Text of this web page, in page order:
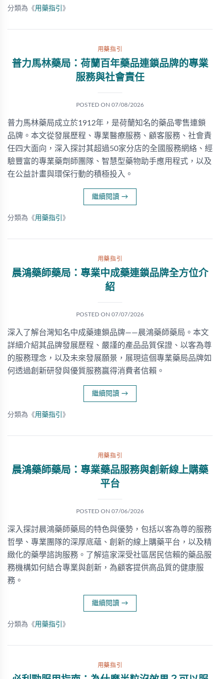
分類為《用藥指引 》
用藥指引
普力馬林藥局：荷蘭百年藥品連鎖品牌的專業
服務與社會責任
POSTED ON 07/08/2026
普力馬林藥局成立於1912年，是荷蘭知名的藥品零售連鎖
品牌。本文從發展歷程、專業醫療服務、顧客服務、社會責
任四大面向，深入探討其超過50家分店的全國服務網絡、經
驗豐富的專業藥劑師團隊、智慧型藥物助手應用程式，以及
在公益計畫與環保行動的積極投入。
繼續閱讀 →
分類為《用藥指引 》
用藥指引
晨鴻藥師藥局：專業中成藥連鎖品牌全方位介
紹
POSTED ON 07/07/2026
深入了解台灣知名中成藥連鎖品牌——晨鴻藥師藥局。本文
詳細介紹其品牌發展歷程、嚴謹的產品品質保證、以客為尊
的服務理念，以及未來發展願景，展現這個專業藥局品牌如
何透過創新研發與優質服務贏得消費者信賴。
繼續閱讀 →
分類為《用藥指引 》
用藥指引
晨鴻藥師藥局：專業藥品服務與創新線上購藥
平台
POSTED ON 07/06/2026
深入探討晨鴻藥師藥局的特色與優勢，包括以客為尊的服務
哲學、專業團隊的深厚底蘊、創新的線上購藥平台，以及精
緻化的藥學諮詢服務。了解這家深受社區居民信賴的藥品服
務機構如何結合專業與創新，為顧客提供高品質的健康服
務。
繼續閱讀 →
分類為《用藥指引 》
用藥指引